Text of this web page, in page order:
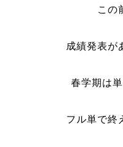
この
成績発表が
春学期は
フル単で終